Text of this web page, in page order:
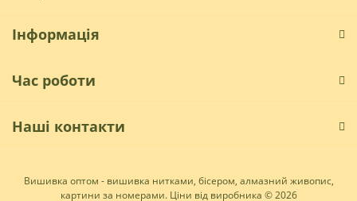
Інформація
Час роботи
Наші контакти
Вишивка оптом - вишивка нитками, бісером, алмазний живопис,
картини за номерами. Ціни від виробника © 2026